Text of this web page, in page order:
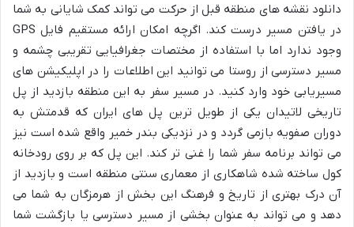
دانلود نقشه های منطقه قبل از حرکت می تواند کمک شایانی به شما
در یافتن مسیر درست کند. اگرچه امکان ارائه مستقیم فایل GPS
وجود ندارد اما با استفاده از مختصات جغرافیایی تقریبی چشمه و
مسیر دسترسی از روستا می توانید این اطلاعات را در اپلیکیشن های
مسیریابی خود وارد کنید. در مسیر سفر به این منطقه بازدید از پل
تاریخی لاتیدان یکی از طویل ترین پل های ایران که قدمتش به
دوران صفویه بازمی گردد و در نزدیکی بندر خمیر واقع شده است نیز
می تواند برنامه سفر شما را غنی تر کند. این پل که بر روی رودخانه
کول ساخته شده شاهکاری از معماری سنتی منطقه است و بازدید از
آن درک بهتری از تاریخ و فرهنگ این بخش از هرمزگان به شما می
دهد و می تواند به عنوان بخشی از مسیر دسترسی یا بازگشت شما